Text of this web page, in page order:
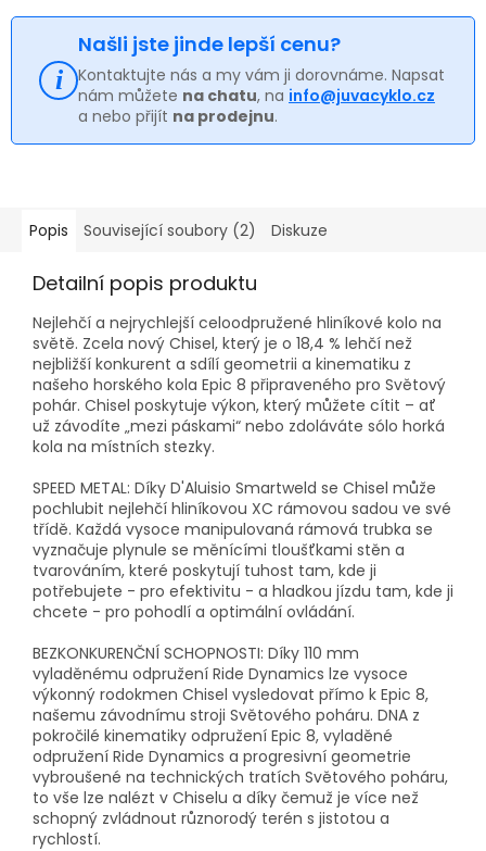
Našli jste jinde lepší cenu?
Kontaktujte nás a my vám ji dorovnáme. Napsat
nám můžete na chatu, na info@juvacyklo.cz
a nebo přijít na prodejnu.
Popis Související soubory (2) Diskuze
Detailní popis produktu
Nejlehčí a nejrychlejší celoodpružené hliníkové kolo na
světě. Zcela nový Chisel, který je o 18,4 % lehčí než
nejbližší konkurent a sdílí geometrii a kinematiku z
našeho horského kola Epic 8 připraveného pro Světový
pohár. Chisel poskytuje výkon, který můžete cítit – ať
už závodíte „mezi páskami“ nebo zdoláváte sólo horká
kola na místních stezky.
SPEED METAL: Díky D'Aluisio Smartweld se Chisel může
pochlubit nejlehčí hliníkovou XC rámovou sadou ve své
třídě. Každá vysoce manipulovaná rámová trubka se
vyznačuje plynule se měnícími tloušťkami stěn a
tvarováním, které poskytují tuhost tam, kde ji
potřebujete - pro efektivitu - a hladkou jízdu tam, kde ji
chcete - pro pohodlí a optimální ovládání.
BEZKONKURENČNÍ SCHOPNOSTI: Díky 110 mm
vyladěnému odpružení Ride Dynamics lze vysoce
výkonný rodokmen Chisel vysledovat přímo k Epic 8,
našemu závodnímu stroji Světového poháru. DNA z
pokročilé kinematiky odpružení Epic 8, vyladěné
odpružení Ride Dynamics a progresivní geometrie
vybroušené na technických tratích Světového poháru,
to vše lze nalézt v Chiselu a díky čemuž je více než
schopný zvládnout různorodý terén s jistotou a
rychlostí.